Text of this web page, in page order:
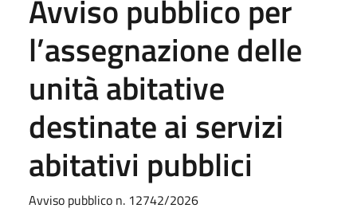
Avviso pubblico per
l’assegnazione delle
unità abitative
destinate ai servizi
abitativi pubblici
Avviso pubblico n. 12742/2026